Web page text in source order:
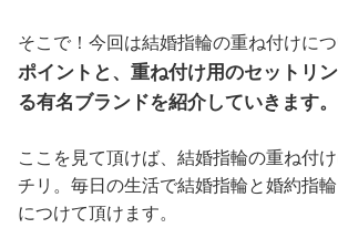
そこで！今回は結婚指輪の重ね付けにつ
ポイントと、重ね付け用のセットリ
る有名ブランドを紹介していきます。
ここを見て頂けば、結婚指輪の重ね付
チリ。毎日の生活で結婚指輪と婚約指
につけて頂けます。